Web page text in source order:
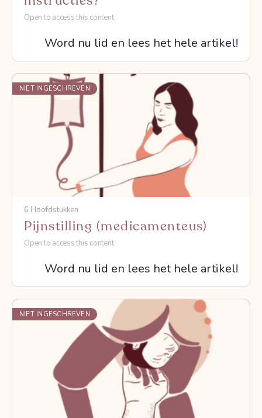
Open to access this content
Word nu lid en lees het hele artikel!
NIET INGESCHREVEN
6 Hoofdstukken
Pijnstilling (medicamenteus)
Open to access this content
Word nu lid en lees het hele artikel!
NIET INGESCHREVEN